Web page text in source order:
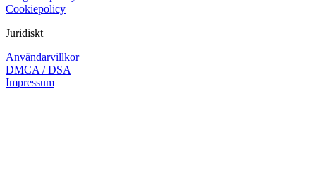
Cookiepolicy
Juridiskt
Användarvillkor
DMCA / DSA
Impressum